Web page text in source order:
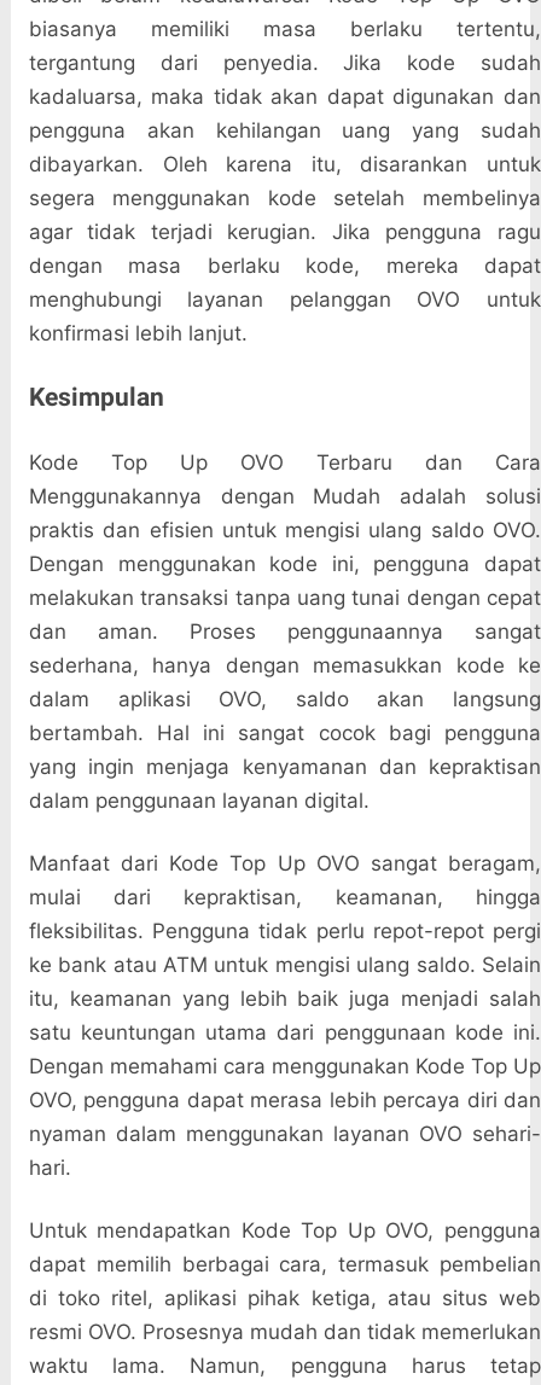
biasanya memiliki masa berlaku tertentu,
tergantung dari penyedia. Jika kode sudah
kadaluarsa, maka tidak akan dapat digunakan dan
pengguna akan kehilangan uang yang sudah
dibayarkan. Oleh karena itu, disarankan untuk
segera menggunakan kode setelah membelinya
agar tidak terjadi kerugian. Jika pengguna ragu
dengan masa berlaku kode, mereka dapat
menghubungi layanan pelanggan OVO untuk
konfirmasi lebih lanjut.
Kesimpulan
Kode Top Up OVO Terbaru dan Cara
Menggunakannya dengan Mudah adalah solusi
praktis dan efisien untuk mengisi ulang saldo OVO.
Dengan menggunakan kode ini, pengguna dapat
melakukan transaksi tanpa uang tunai dengan cepat
dan aman. Proses penggunaannya sangat
sederhana, hanya dengan memasukkan kode ke
dalam aplikasi OVO, saldo akan langsung
bertambah. Hal ini sangat cocok bagi pengguna
yang ingin menjaga kenyamanan dan kepraktisan
dalam penggunaan layanan digital.
Manfaat dari Kode Top Up OVO sangat beragam,
mulai dari kepraktisan, keamanan, hingga
fleksibilitas. Pengguna tidak perlu repot-repot pergi
ke bank atau ATM untuk mengisi ulang saldo. Selain
itu, keamanan yang lebih baik juga menjadi salah
satu keuntungan utama dari penggunaan kode ini.
Dengan memahami cara menggunakan Kode Top Up
OVO, pengguna dapat merasa lebih percaya diri dan
nyaman dalam menggunakan layanan OVO sehari-
hari.
Untuk mendapatkan Kode Top Up OVO, pengguna
dapat memilih berbagai cara, termasuk pembelian
di toko ritel, aplikasi pihak ketiga, atau situs web
resmi OVO. Prosesnya mudah dan tidak memerlukan
waktu lama. Namun, pengguna harus tetap